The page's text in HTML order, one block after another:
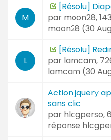
M
[Résolu]
par moon28,
moon28 (30
L
[Résolu]
par lamcam,
lamcam (30
Action jquery
sans clic
par hlcgperso,
réponse